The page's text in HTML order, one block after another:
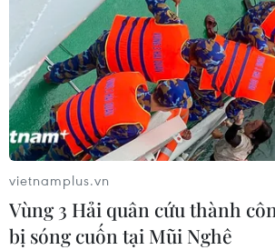
người dân về việc bị lừa số tiền từ
hàng chục tỷ đồng, vì tham gia đầu
mạng.
vietnamplus.vn
Vùng 3 Hải quân cứu thành
bị sóng cuốn tại Mũi Nghê